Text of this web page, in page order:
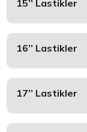
15’’ Lastikler
16’’ Lastikler
17’’ Lastikler